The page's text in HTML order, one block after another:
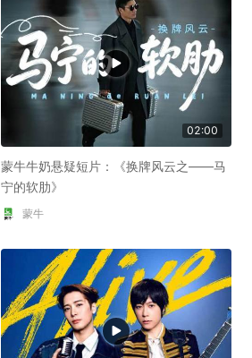
02:00
蒙牛牛奶悬疑短片：《换牌风云之——马
宁的软肋》
蒙牛